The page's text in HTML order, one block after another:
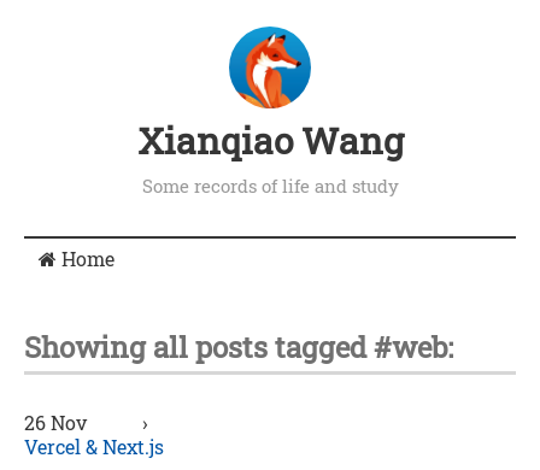
Xianqiao Wang
Some records of life and study
Home
Showing all posts tagged #web:
26 Nov
›
Vercel & Next.js